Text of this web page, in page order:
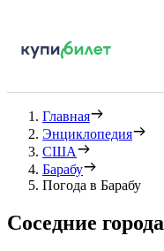
Главная
Энциклопедия
США
Барабу
Погода в Барабу
Соседние города